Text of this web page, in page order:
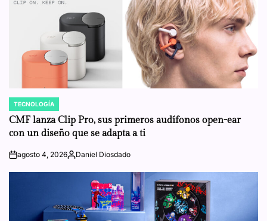
POSTED
IN
TECNOLOGÍA
CMF lanza Clip Pro, sus primeros audífonos open-ear
con un diseño que se adapta a ti
onagosto 4, 2026Posted
Daniel Diosdado